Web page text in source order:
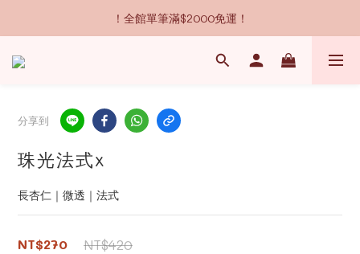
！全館單筆滿$2000免運！
分享到
珠光法式x
長杏仁｜微透｜法式
NT$270 NT$420